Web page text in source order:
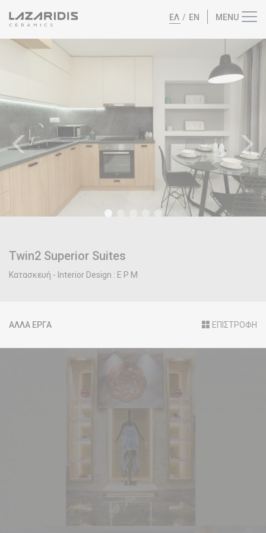
ΕΛ / EN
Twin2 Superior Suites
Κατασκευή - Interior Design : E P M
ΑΛΛΑ ΕΡΓΑ ΕΠΙΣΤΡΟΦΗ